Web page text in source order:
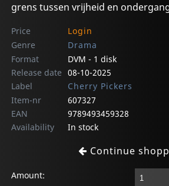
grens tussen vrijheid en
Price
Login
Genre
Drama
Format
DVM - 1 disk
Release date 08-10-2025
Label
Cherry Pickers
Item-nr
607327
EAN
9789493459328
Availability
In stock
Continue
Amount: